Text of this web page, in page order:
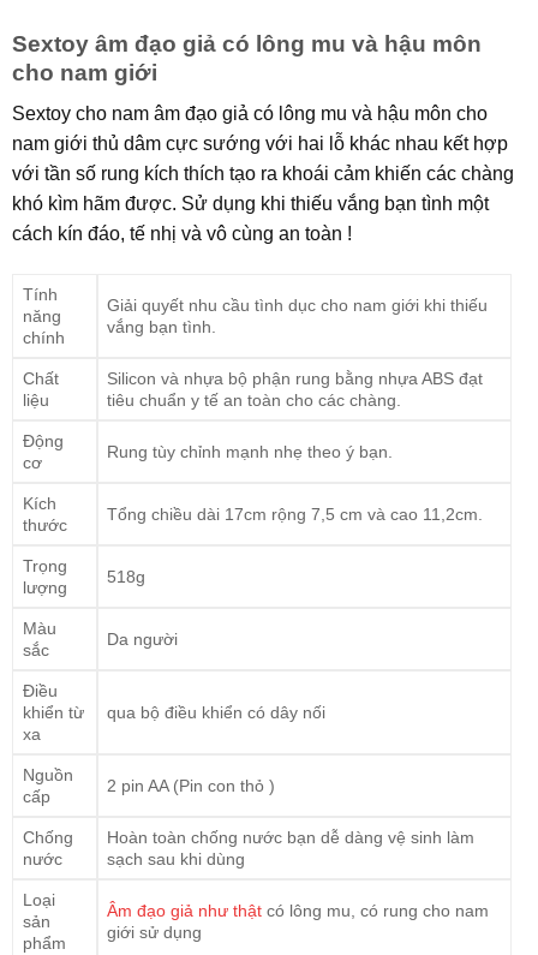
Sextoy âm đạo giả có lông mu và hậu môn
cho nam giới
Sextoy cho nam âm đạo giả có lông mu và hậu môn cho
nam giới thủ dâm cực sướng với hai lỗ khác nhau kết hợp
với tần số rung kích thích tạo ra khoái cảm khiến các chàng
khó kìm hãm được. Sử dụng khi thiếu vắng bạn tình một
cách kín đáo, tế nhị và vô cùng an toàn !
Tính
năng
chính
Giải quyết nhu cầu tình dục cho nam giới khi thiếu
vắng bạn tình.
Chất
liệu
Silicon và nhựa bộ phận rung bằng nhựa ABS đạt
tiêu chuẩn y tế an toàn cho các chàng.
Động
cơ
Rung tùy chỉnh mạnh nhẹ theo ý bạn.
Kích
thước
Tổng chiều dài 17cm rộng 7,5 cm và cao 11,2cm.
Trọng
lượng
518g
Màu
sắc
Da người
Điều
khiển từ
xa
qua bộ điều khiển có dây nối
Nguồn
cấp
2 pin AA (Pin con thỏ )
Chống
nước
Hoàn toàn chống nước bạn dễ dàng vệ sinh làm
sạch sau khi dùng
Loại
sản
phẩm
Âm đạo giả như thật có lông mu, có rung cho nam
giới sử dụng